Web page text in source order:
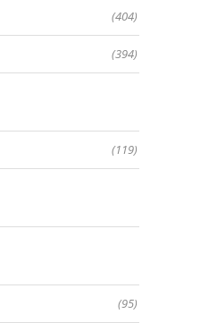
(404)
(394)
(119)
(95)